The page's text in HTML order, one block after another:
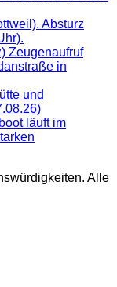
Absturz
Zeugenaufruf
in
und
läuft im
Alle